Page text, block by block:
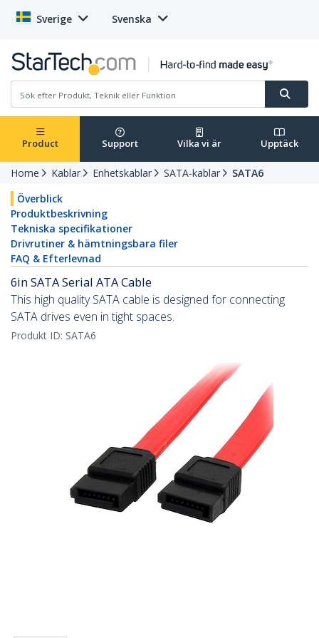
Sverige Svenska
Product Support Vilka vi är Upptäck
Home Kablar Enhetskablar SATA-kablar
SATA6
Överblick
Produktbeskrivning
Tekniska specifikationer
Drivrutiner & hämtningsbara filer
FAQ & Efterlevnad
6in SATA Serial ATA Cable
This high quality SATA cable is designed for connecting
SATA drives even in tight spaces.
Produkt ID: SATA6